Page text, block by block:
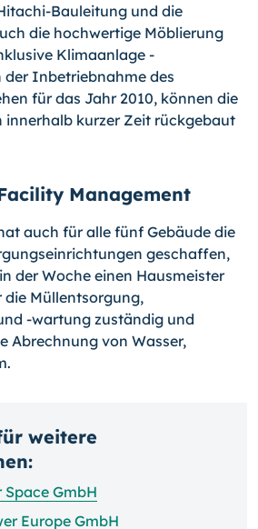
Bauleitung und die
die hochwertige Möblierung
Klimaanlage -
Inbetriebnahme des
für das Jahr 2010, können die
innerhalb kurzer Zeit rückgebaut
Management
auch für alle fünf Gebäude die
geschaffen,
der Woche einen Hausmeister
Müllentsorgung,
-wartung zuständig und
Abrechnung von Wasser,
weitere
Space GmbH
Europe GmbH